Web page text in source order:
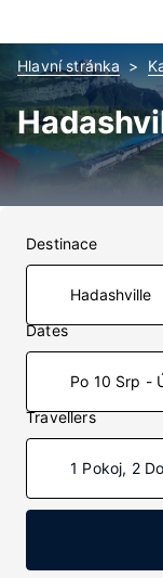
Hlavní stránka
Destinace
Dates
Po 10 Srp -
Travellers
1 Pokoj, 2